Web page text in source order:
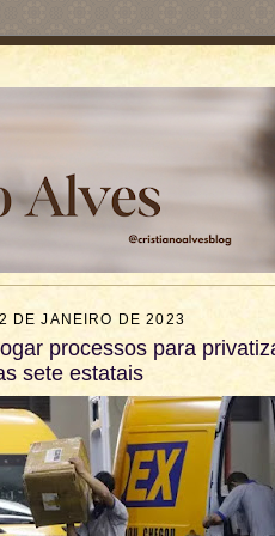
DE JANEIRO DE 2023
processos para
sete estatais